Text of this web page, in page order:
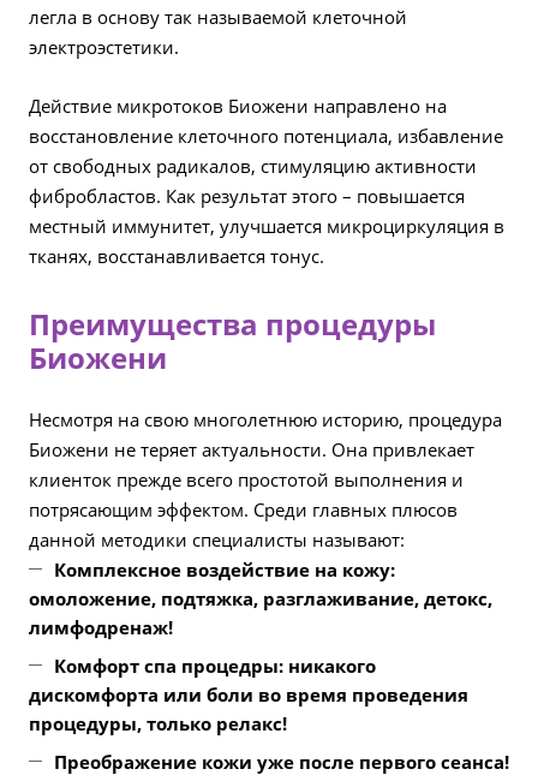
легла в основу так называемой клеточной
электроэстетики.
Действие микротоков Биожени направлено на
восстановление клеточного потенциала, избавление
от свободных радикалов, стимуляцию активности
фибробластов. Как результат этого – повышается
местный иммунитет, улучшается микроциркуляция в
тканях, восстанавливается тонус.
Преимущества процедуры
Биожени
Несмотря на свою многолетнюю историю, процедура
Биожени не теряет актуальности. Она привлекает
клиенток прежде всего простотой выполнения и
потрясающим эффектом. Среди главных плюсов
данной методики специалисты называют:
Комплексное воздействие на кожу:
омоложение, подтяжка, разглаживание, детокс,
лимфодренаж!
Комфорт спа процедры: никакого
дискомфорта или боли во время проведения
процедуры, только релакс!
Преображение кожи уже после первого сеанса!